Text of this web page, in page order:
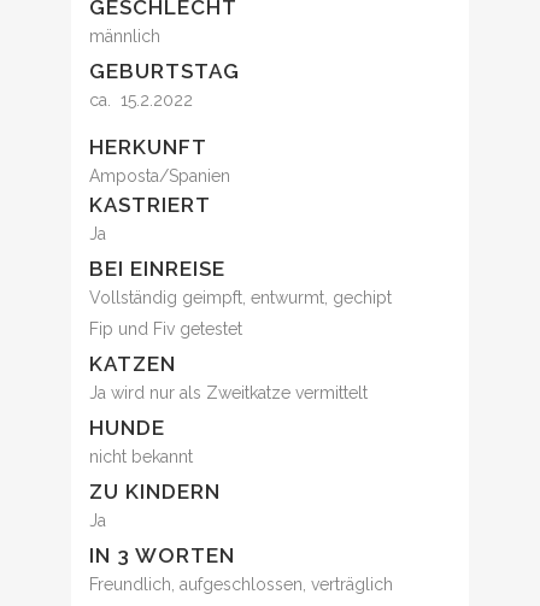
GESCHLECHT
männlich
GEBURTSTAG
ca. 15.2.2022
HERKUNFT
Amposta/Spanien
KASTRIERT
Ja
BEI EINREISE
Vollständig geimpft, entwurmt, gechipt
Fip und Fiv getestet
KATZEN
Ja wird nur als Zweitkatze vermittelt
HUNDE
nicht bekannt
ZU KINDERN
Ja
IN 3 WORTEN
Freundlich, aufgeschlossen, verträglich